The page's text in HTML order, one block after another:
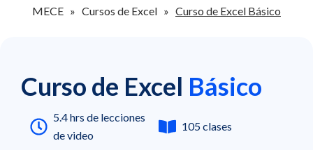
MECE » Cursos de Excel » Curso de Excel Básico
Curso de Excel Básico
5.4 hrs de lecciones
de video
105 clases